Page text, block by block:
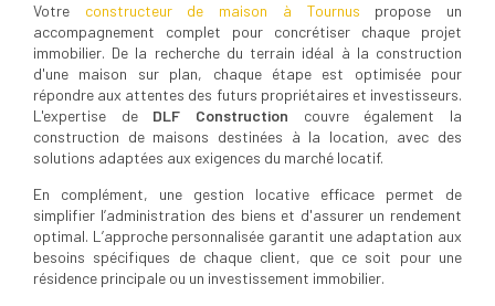
Votre constructeur de maison à Tournus propose un
accompagnement complet pour concrétiser chaque projet
immobilier. De la recherche du terrain idéal à la construction
d'une maison sur plan, chaque étape est optimisée pour
répondre aux attentes des futurs propriétaires et investisseurs.
L'expertise de DLF Construction couvre également la
construction de maisons destinées à la location, avec des
solutions adaptées aux exigences du marché locatif.
En complément, une gestion locative efficace permet de
simplifier l’administration des biens et d'assurer un rendement
optimal. L’approche personnalisée garantit une adaptation aux
besoins spécifiques de chaque client, que ce soit pour une
résidence principale ou un investissement immobilier.